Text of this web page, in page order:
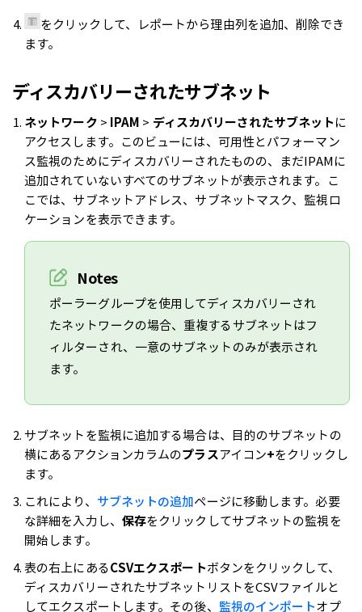
をクリックして、レポートから理由列を追加、削除でき
ます。
ディスカバリーされたサブネット
ネットワーク > IPAM > ディスカバリーされたサブネットに
アクセスします。このビューには、可用性とパフォーマン
ス監視のためにディスカバリーされたものの、まだIPAMに
追加されていないすべてのサブネットが表示されます。こ
こでは、サブネットアドレス、サブネットマスク、監視ロ
ケーションを表示できます。
Notes
ポーラーグループを使用してディスカバリーされ
たネットワークの場合、重複するサブネットはフ
ィルターされ、一意のサブネットのみが表示され
ます。
サブネットを監視に追加する場合は、目的のサブネットの
横にあるアクションカラムのプラスアイコン+をクリックし
ます。
これにより、 サブネットの追加ページに移動します。必要
な詳細を入力し、 保存をクリックしてサブネットの監視を
開始します。
表の右上にあるCSVエクスポートボタンをクリックして、
ディスカバリーされたサブネットリストをCSVファイルと
してエクスポートします。その後、 監視のインポートオプ